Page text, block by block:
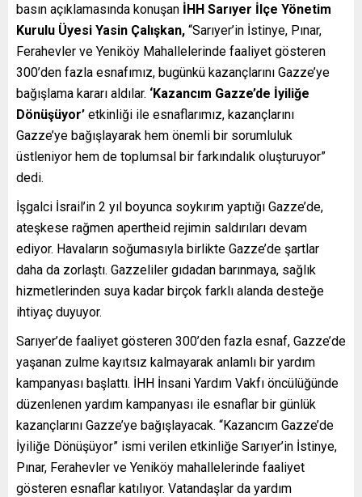
basın açıklamasında konuşan İHH Sarıyer İlçe Yönetim
Kurulu Üyesi Yasin Çalışkan, “Sarıyer’in İstinye, Pınar,
Ferahevler ve Yeniköy Mahallelerinde faaliyet gösteren
300’den fazla esnafımız, bugünkü kazançlarını Gazze’ye
bağışlama kararı aldılar. ‘Kazancım Gazze’de İyiliğe
Dönüşüyor’ etkinliği ile esnaflarımız, kazançlarını
Gazze’ye bağışlayarak hem önemli bir sorumluluk
üstleniyor hem de toplumsal bir farkındalık oluşturuyor”
dedi.
İşgalci İsrail’in 2 yıl boyunca soykırım yaptığı Gazze’de,
ateşkese rağmen apertheid rejimin saldırıları devam
ediyor. Havaların soğumasıyla birlikte Gazze’de şartlar
daha da zorlaştı. Gazzeliler gıdadan barınmaya, sağlık
hizmetlerinden suya kadar birçok farklı alanda desteğe
ihtiyaç duyuyor.
Sarıyer’de faaliyet gösteren 300’den fazla esnaf, Gazze’de
yaşanan zulme kayıtsız kalmayarak anlamlı bir yardım
kampanyası başlattı. İHH İnsani Yardım Vakfı öncülüğünde
düzenlenen yardım kampanyası ile esnaflar bir günlük
kazançlarını Gazze’ye bağışlayacak. “Kazancım Gazze’de
İyiliğe Dönüşüyor” ismi verilen etkinliğe Sarıyer’in İstinye,
Pınar, Ferahevler ve Yeniköy mahallelerinde faaliyet
gösteren esnaflar katılıyor. Vatandaşlar da yardım